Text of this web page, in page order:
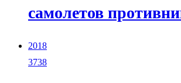
самолетов
2018
3738